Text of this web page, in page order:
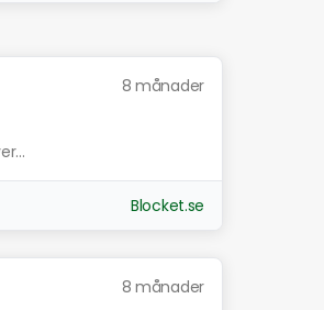
8 månader
Blocket.se
8 månader